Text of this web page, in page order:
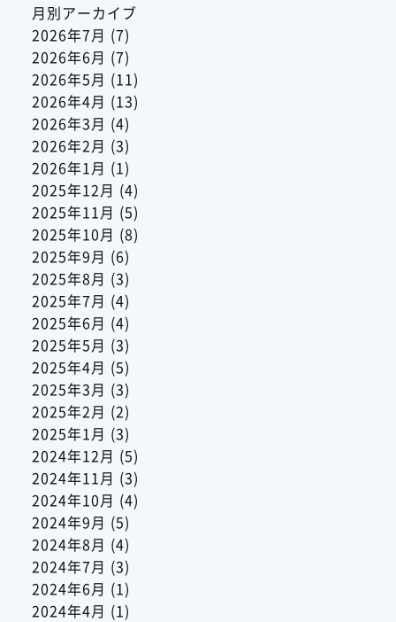
月別アーカイブ
2026年7月 (7)
2026年6月 (7)
2026年5月 (11)
2026年4月 (13)
2026年3月 (4)
2026年2月 (3)
2026年1月 (1)
2025年12月 (4)
2025年11月 (5)
2025年10月 (8)
2025年9月 (6)
2025年8月 (3)
2025年7月 (4)
2025年6月 (4)
2025年5月 (3)
2025年4月 (5)
2025年3月 (3)
2025年2月 (2)
2025年1月 (3)
2024年12月 (5)
2024年11月 (3)
2024年10月 (4)
2024年9月 (5)
2024年8月 (4)
2024年7月 (3)
2024年6月 (1)
2024年4月 (1)